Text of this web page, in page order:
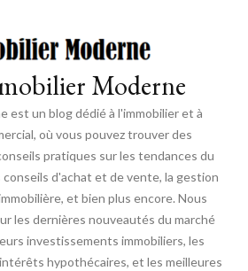
Moderne
est un blog dédié à l'immobilier et à
où vous pouvez trouver des
pratiques sur les tendances du
conseils d'achat et de vente, la gestion
et bien plus encore. Nous
les dernières nouveautés du marché
investissements immobiliers, les
hypothécaires, et les meilleures